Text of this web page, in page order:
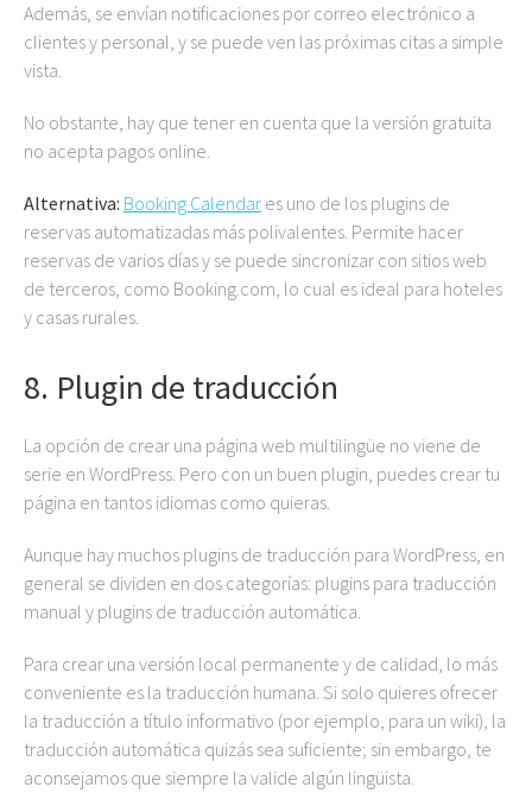
Además, se envían notificaciones por correo electrónico a
clientes y personal, y se puede ven las próximas citas a simple
vista.
No obstante, hay que tener en cuenta que la versión gratuita
no acepta pagos online.
Alternativa: Booking Calendar es uno de los plugins de
reservas automatizadas más polivalentes. Permite hacer
reservas de varios días y se puede sincronizar con sitios web
de terceros, como Booking.com, lo cual es ideal para hoteles
y casas rurales.
8. Plugin de traducción
La opción de crear una página web multilingüe no viene de
serie en WordPress. Pero con un buen plugin, puedes crear tu
página en tantos idiomas como quieras.
Aunque hay muchos plugins de traducción para WordPress, en
general se dividen en dos categorías: plugins para traducción
manual y plugins de traducción automática.
Para crear una versión local permanente y de calidad, lo más
conveniente es la traducción humana. Si solo quieres ofrecer
la traducción a título informativo (por ejemplo, para un wiki), la
traducción automática quizás sea suficiente; sin embargo, te
aconsejamos que siempre la valide algún lingüista.